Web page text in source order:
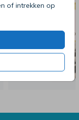
of intrekken op